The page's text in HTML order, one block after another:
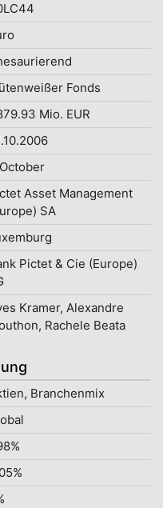
Fonds
Mio. EUR
Asset Management
SA
Pictet & Cie (Europe)
Kramer, Alexandre
Rachele Beata
Branchenmix